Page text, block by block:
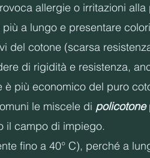
allergie o irritazioni
a lungo e presentare
del cotone (scarsa
di rigidità e resistenza,
è più economico del puro
le miscele di policotone
il campo di impiego.
fino a 40° C), perché a